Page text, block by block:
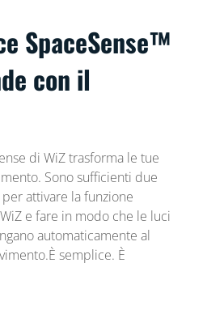
SpaceSense™
con il
di WiZ trasforma le tue
Sono sufficienti due
attivare la funzione
e fare in modo che le luci
automaticamente al
semplice. È